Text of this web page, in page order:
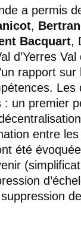
a permis
,
Bacquart,
d’Yerres
rapport
: un premier
entre
été